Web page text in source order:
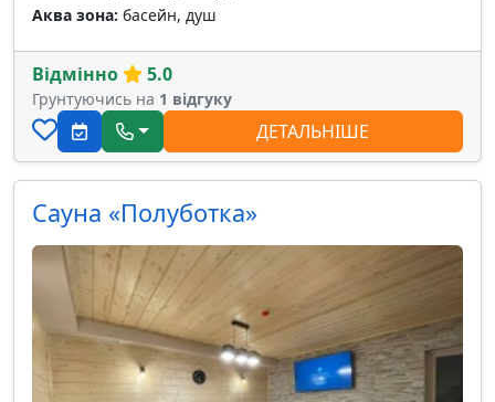
Аква зона: басейн, душ
Відмінно 5.0
Грунтуючись на 1 відгуку
ДЕТАЛЬНІШЕ
Сауна «Полуботка»